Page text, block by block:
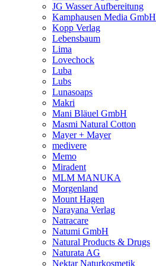
JG Wasser Aufbereitung
Kamphausen Media GmbH
Kopp Verlag
Lebensbaum
Lima
Lovechock
Luba
Lubs
Lunasoaps
Makri
Mani Bläuel GmbH
Masmi Natural Cotton
Mayer + Mayer
medivere
Memo
Miradent
MLM MANUKA
Morgenland
Mount Hagen
Narayana Verlag
Natracare
Natumi GmbH
Natural Products & Drugs
Naturata AG
Nektar Naturkosmetik